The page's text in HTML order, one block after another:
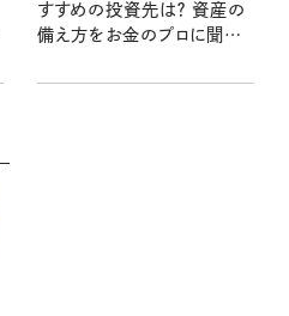
すすめの投資先は？ 資産の
備え方をお金のプロに聞きま
マネープラン⑤